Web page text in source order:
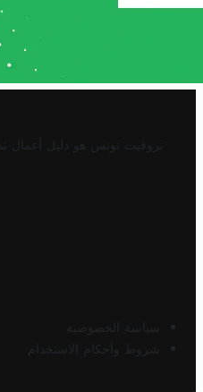
تروفيت تونس هو دليل أعمال
سياسة الخصوصية
شروط وأحكام الاستخدام